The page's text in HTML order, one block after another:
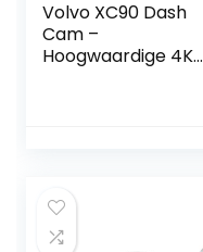
Volvo XC90 Dash
Cam –
Hoogwaardige 4K